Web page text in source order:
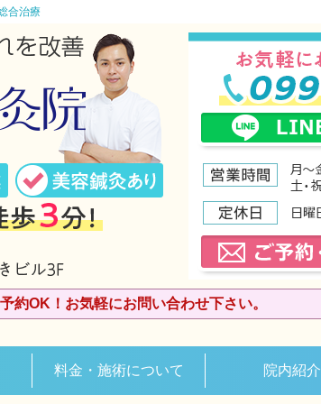
合治療
約OK！お気軽にお問い合わせ下さい。
料金・施術について 院内紹介